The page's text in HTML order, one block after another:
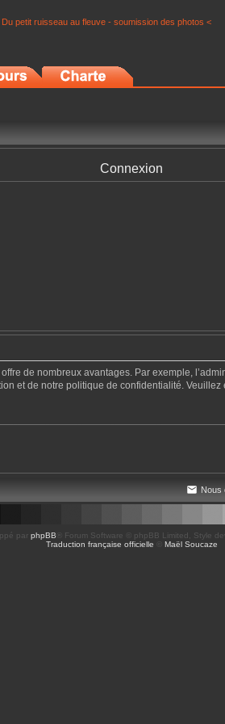
petit ruisseau au fleuve - soumission des photos <
Connexion
de nombreux avantages. Par exemple,
et de notre politique de confidentialité.
Nous
par phpBB ® Forum Software © phpBB Limited , Style
Traduction française officielle
Maël Soucaze